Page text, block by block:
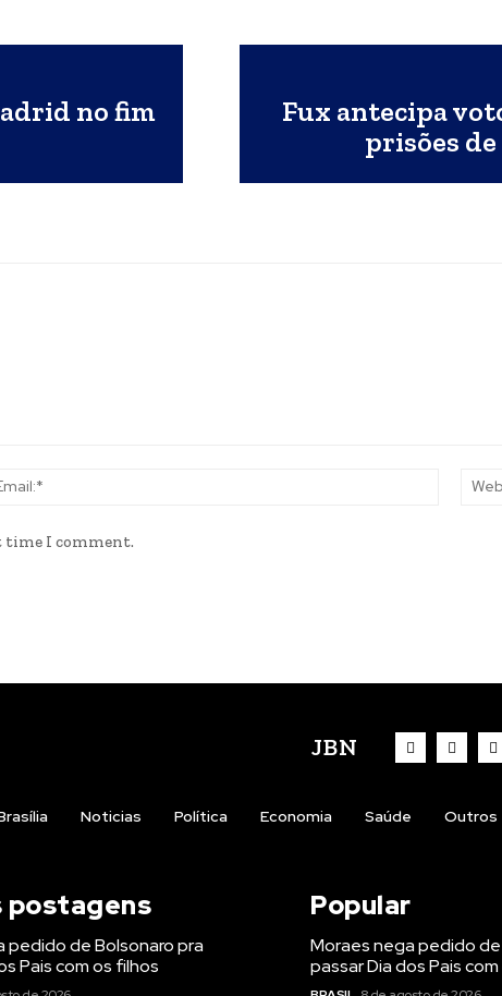
no fim
Fux antecipa
prisões
Email:*
time I comment.
JBN
Noticias Política Economia Saúde Outros
postagens
pedido de Bolsonaro pra
Pais com os filhos
Popular
Moraes nega pedido
passar Dia dos Pais